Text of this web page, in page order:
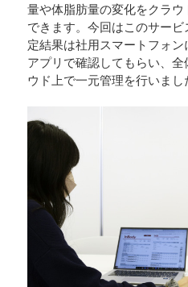
量や体脂肪量の変化をクラ
できます。今回はこのサー
定結果は社用スマートフォ
アプリで確認してもらい、
ウド上で一元管理を行いまし